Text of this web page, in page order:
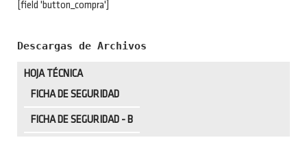
[field 'button_compra']
Descargas de Archivos
HOJA TÉCNICA
FICHA DE SEGURIDAD
FICHA DE SEGURIDAD - B